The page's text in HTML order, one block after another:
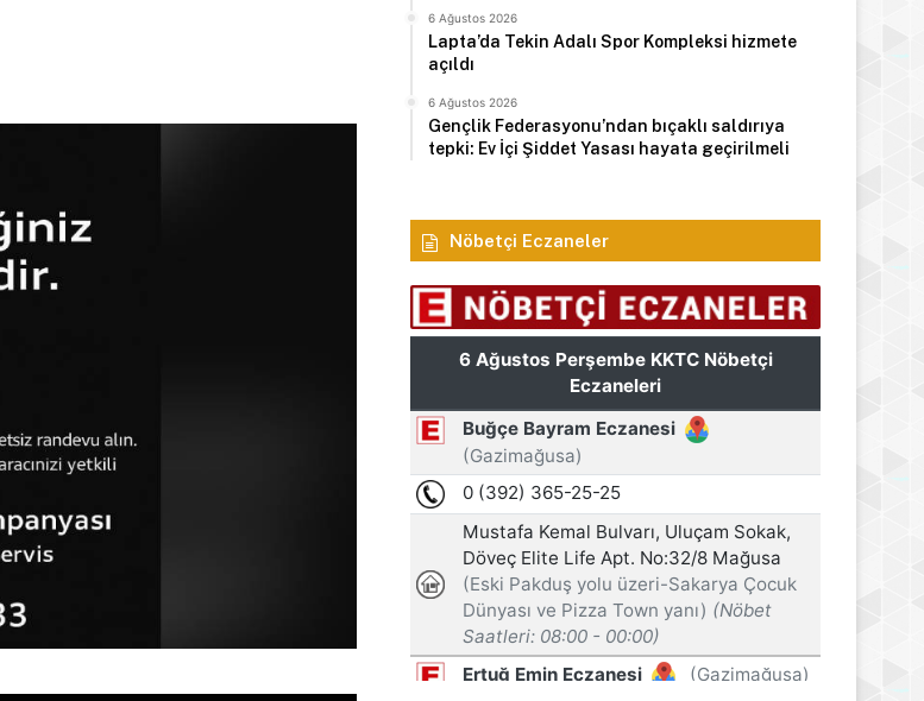
6 Ağustos 2026
Lapta’da Tekin Adalı Spor Kompleksi hizmete
açıldı
6 Ağustos 2026
Gençlik Federasyonu’ndan bıçaklı saldırıya
tepki: Ev İçi Şiddet Yasası hayata geçirilmeli
Nöbetçi Eczaneler